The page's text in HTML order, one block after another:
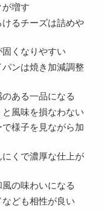
増す
るチーズは詰めや
くなりやすい
パンは焼き加減調整
ある一品になる
風味を損なわない
様子を見ながら加
くで濃厚な仕上が
の味わいになる
ども相性が良い